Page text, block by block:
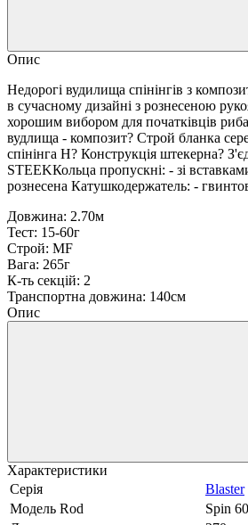
Опис
Недорогі вудилища спінінгів з
в сучасному дизайні з рознесеною
хорошим вибором для початківців
вудлища - композит? Строй бланка
спінінга H? Конструкція штекерна?
STEEKКольца пропускні: - зі
рознесена Катушкодержатель: -
Довжина: 2.70м
Тест: 15-60г
Строй: MF
Вага: 265г
К-ть секцій: 2
Транспортна довжина: 140см
Опис
Характеристики
Серія
Blaster
Модель Rod
Spin 60